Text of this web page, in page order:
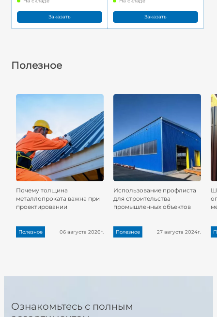
Заказать Заказать
Полезное
Почему толщина
металлопроката важна при
проектировании
Полезное 06 августа 2026г.
Использование профлиста
для строительства
промышленных объектов
Полезное 27 августа 2024г.
Ознакомьтесь с полным